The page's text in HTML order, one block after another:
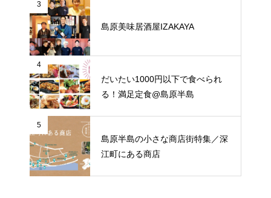
3
島原美味居酒屋IZAKAYA
4
だいたい1000円以下で食べられ
る！満足定食@島原半島
5
島原半島の小さな商店街特集／深
江町にある商店